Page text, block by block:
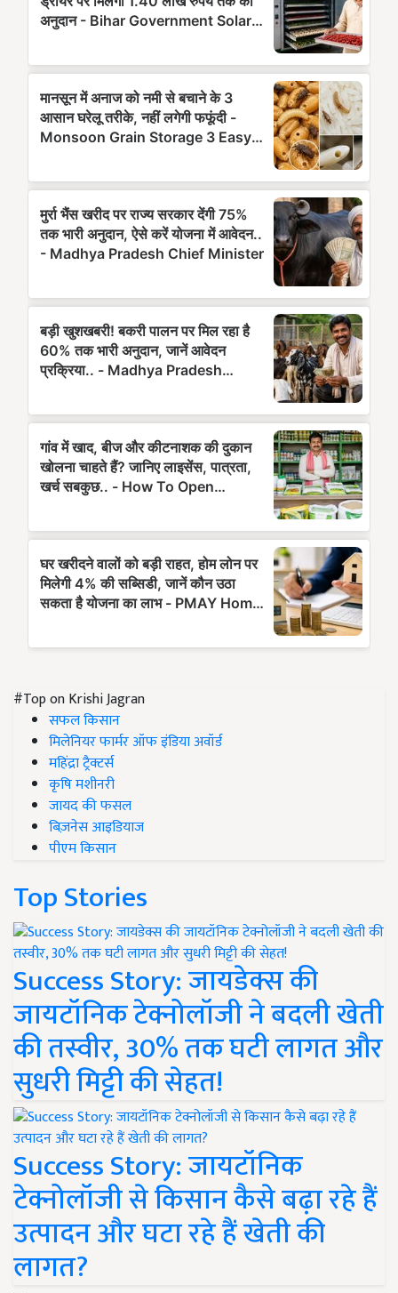
#Top on Krishi Jagran
सफल किसान
मिलेनियर फार्मर ऑफ इंडिया अवॉर्ड
महिंद्रा ट्रैक्टर्स
कृषि मशीनरी
जायद की फसल
बिज़नेस आइडियाज
पीएम किसान
Top Stories
Success Story: जायडेक्स की
जायटॉनिक टेक्नोलॉजी ने बदली खेती
की तस्वीर, 30% तक घटी लागत और
सुधरी मिट्टी की सेहत!
Success Story: जायटॉनिक
टेक्नोलॉजी से किसान कैसे बढ़ा रहे हैं
उत्पादन और घटा रहे हैं खेती की
लागत?